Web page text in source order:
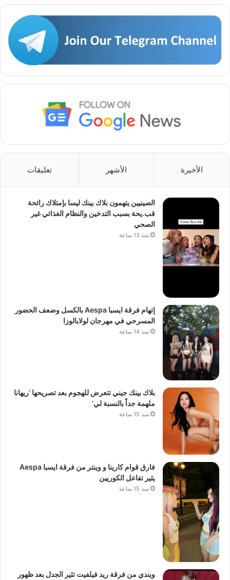
الأخيرة الأشهر تعليقات
الصينيين يتهمون بلاك بينك ليسا بإمتلاك رائحة
قب.يحة بسبب التدخين والنظام الغذائي غير
الصحي
منذ 13 ساعة
إتهام فرقة ايسبا Aespa بالكسل وضعف الحضور
المسرحي في مهرجان لولابالوزا
منذ 14 ساعة
بلاك بينك جيني تتعرض للهجوم بعد تصريحها ‘ريهانا
ملهمة جداً بالنسبة لي’
منذ 15 ساعة
فارق قوام كارينا و وينتر من فرقة ايسبا Aespa
يثير تفاعل الكوريين
منذ 15 ساعة
ويندي من فرقة ريد فيلفيت تثير الجدل بعد ظهور